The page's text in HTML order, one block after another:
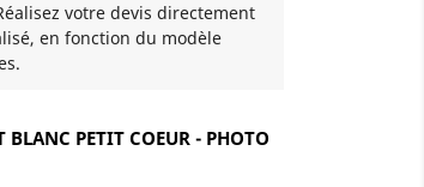
votre devis directement
en fonction du modèle
PETIT COEUR - PHOTO